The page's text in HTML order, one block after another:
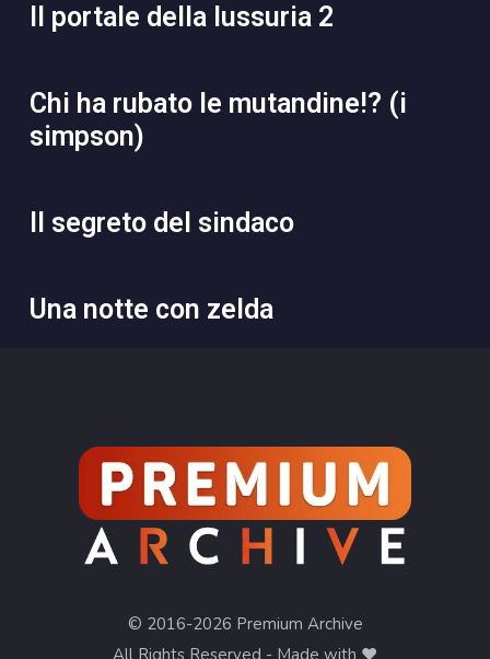
il portale della lussuria 2
chi ha rubato le mutandine!? (i
simpson)
il segreto del sindaco
una notte con zelda
© 2016-2026 Premium Archive